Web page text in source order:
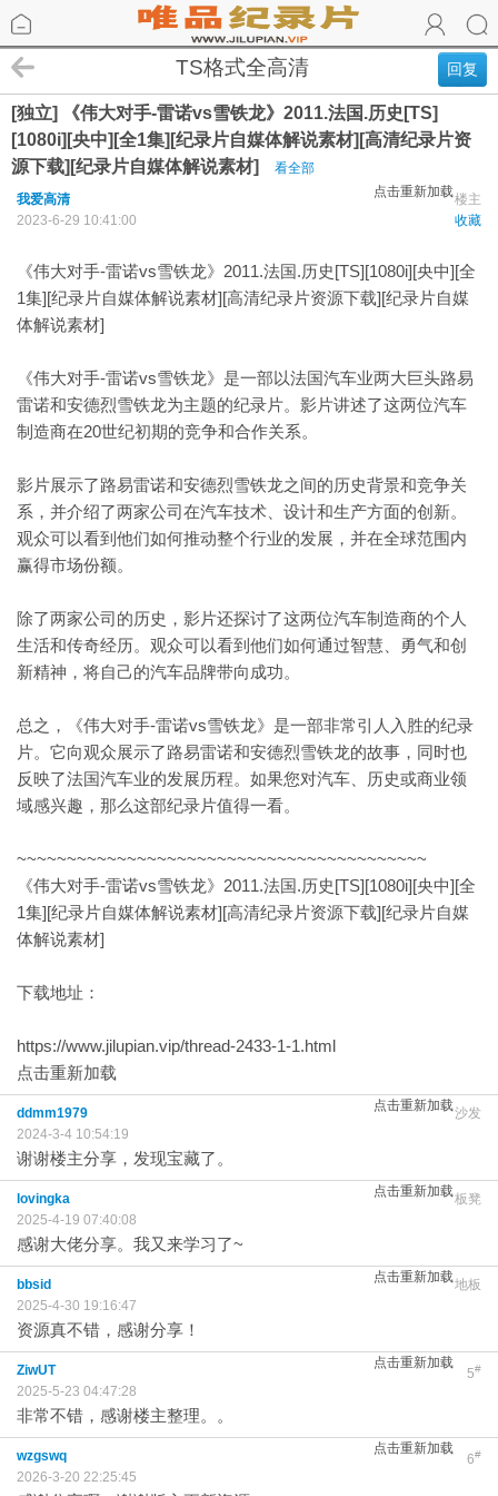
回复
TS格式全高清
[独立] 《伟大对手-雷诺vs雪铁龙》2011.法国.历史[TS]
[1080i][央中][全1集][纪录片自媒体解说素材][高清纪录片资
源下载][纪录片自媒体解说素材]
看全部
点击重新加载楼主
我爱高清
收藏
2023-6-29 10:41:00
《伟大对手-雷诺vs雪铁龙》2011.法国.历史[TS][1080i][央中][全
1集][纪录片自媒体解说素材][高清纪录片资源下载][纪录片自媒
体解说素材]
《伟大对手-雷诺vs雪铁龙》是一部以法国汽车业两大巨头路易
雷诺和安德烈雪铁龙为主题的纪录片。影片讲述了这两位汽车
制造商在20世纪初期的竞争和合作关系。
影片展示了路易雷诺和安德烈雪铁龙之间的历史背景和竞争关
系，并介绍了两家公司在汽车技术、设计和生产方面的创新。
观众可以看到他们如何推动整个行业的发展，并在全球范围内
赢得市场份额。
除了两家公司的历史，影片还探讨了这两位汽车制造商的个人
生活和传奇经历。观众可以看到他们如何通过智慧、勇气和创
新精神，将自己的汽车品牌带向成功。
总之，《伟大对手-雷诺vs雪铁龙》是一部非常引人入胜的纪录
片。它向观众展示了路易雷诺和安德烈雪铁龙的故事，同时也
反映了法国汽车业的发展历程。如果您对汽车、历史或商业领
域感兴趣，那么这部纪录片值得一看。
~~~~~~~~~~~~~~~~~~~~~~~~~~~~~~~~~~~~~~~~~
《伟大对手-雷诺vs雪铁龙》2011.法国.历史[TS][1080i][央中][全
1集][纪录片自媒体解说素材][高清纪录片资源下载][纪录片自媒
体解说素材]
下载地址：
https://www.jilupian.vip/thread-2433-1-1.html
点击重新加载
点击重新加载沙发
ddmm1979
2024-3-4 10:54:19
谢谢楼主分享，发现宝藏了。
点击重新加载板凳
lovingka
2025-4-19 07:40:08
感谢大佬分享。我又来学习了~
点击重新加载地板
bbsid
2025-4-30 19:16:47
资源真不错，感谢分享！
点击重新加载
5#
ZiwUT
2025-5-23 04:47:28
非常不错，感谢楼主整理。。
点击重新加载
6#
wzgswq
2026-3-20 22:25:45